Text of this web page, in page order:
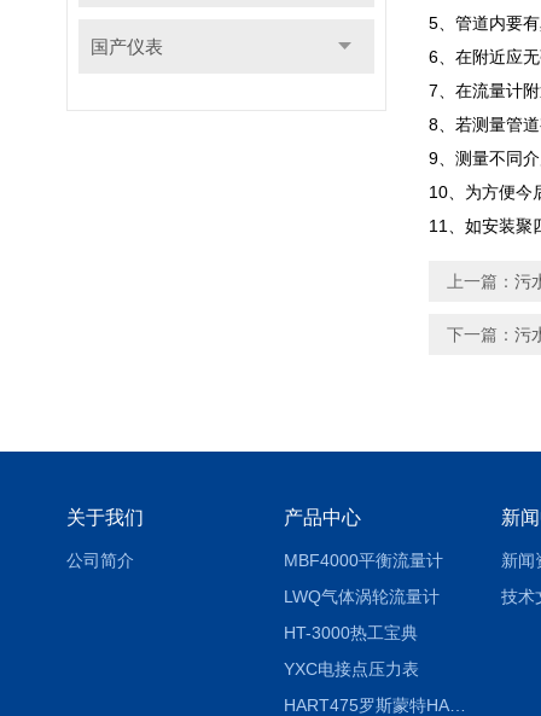
国产仪表
5、管道内要
6、在附近应
7、在流量计
8、若测量管
9、测量不同
10、为方便今
11、如安装聚
上一篇： 污
下一篇： 污
关于我们
公司简介
产品中心
MBF4000平衡流量计
LWQ气体涡轮流量计
HT-3000热工宝典
YXC电接点压力表
HART475罗斯蒙特HART475手操器
新
新闻
技术